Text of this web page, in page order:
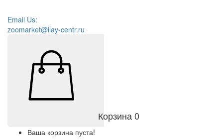
Email Us:
zoomarket@ilay-centr.ru
Корзина0
Ваша корзина пуста!